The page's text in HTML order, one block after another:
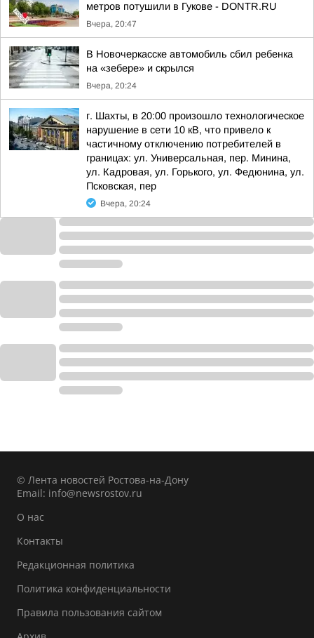
метров потушили в Гукове - DONTR.RU
Вчера, 20:47
В Новочеркасске автомобиль сбил ребенка
на «зебере» и скрылся
Вчера, 20:24
г. Шахты, в 20:00 произошло технологическое
нарушение в сети 10 кВ, что привело к
частичному отключению потребителей в
границах: ул. Универсальная, пер. Минина,
ул. Кадровая, ул. Горького, ул. Федюнина, ул.
Псковская, пер
Вчера, 20:24
© Лента новостей Ростова-на-Дону
Email: info@newsrostov.ru
О нас
Контакты
Редакционная политика
Политика конфиденциальности
Правила пользования сайтом